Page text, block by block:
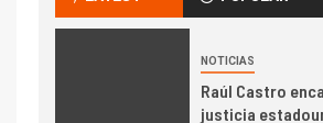
NOTICIAS
Raúl Castro
justicia